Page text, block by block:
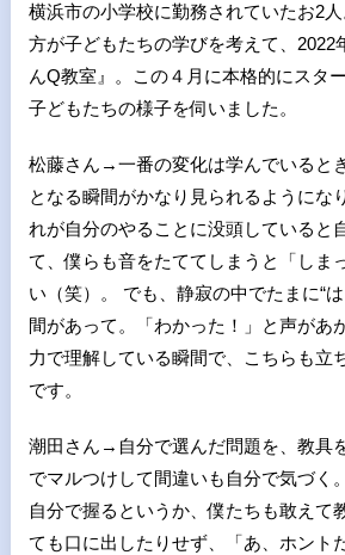
横浜市の小学校に勤務されていたお2
方が子どもたちの学びを考えて、2022
んQ教室』。この４月に本格的にスタ
子どもたちの様子を伺いました。
松藤さん→一番の変化は学んでいると
となる瞬間がかなり見られるようにな
れが自分のやることに没頭していると
て、僕らも音をたててしまうと「しま
い（笑）。 でも、静寂の中でたまに“
間があって。「わかった！」と声があ
力で理解している瞬間で、こちらも立
です。
潮田さん→自分で選んだ問題を、教具
でマルつけして間違いも自分で気づく
自分で握るというか、僕たちも敢えて
ても口に出したりせず、「あ、ホント